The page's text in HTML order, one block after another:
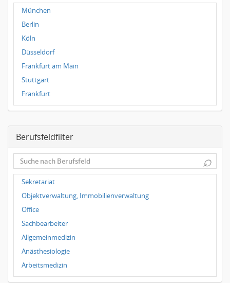
München
Berlin
Köln
Düsseldorf
Frankfurt am Main
Stuttgart
Frankfurt
Magdeburg
Dortmund
Wuppertal
Hallbergmoos
Würzburg
Grünwald
Ulm
Bielefeld
Hannover
Duisburg
Berufsfeldfilter
⌕
Sekretariat
Objektverwaltung, Immobilienverwaltung
Office
Sachbearbeiter
Allgemeinmedizin
Anästhesiologie
Arbeitsmedizin
Augenheilkunde